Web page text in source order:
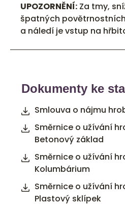
UPOZORNĚNÍ: Za tmy,
špatných
a náledí je vstup na
Dokumenty ke
Smlouva o nájmu
Směrnice o užívání
Betonový základ
Směrnice o užívání
Kolumbárium
Směrnice o užívání
Plastový sklípek